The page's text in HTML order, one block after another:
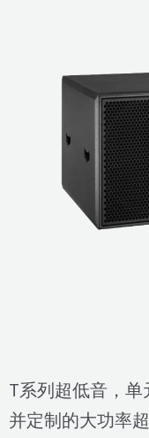
T系列超低音，
并定制的大功率